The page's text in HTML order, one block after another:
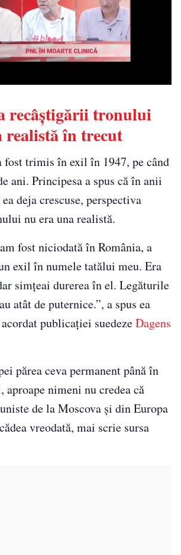
recâștigării tronului
realistă în trecut
fost trimis în exil în 1947, pe când
ani. Principesa a spus că în anii
ea deja crescuse, perspectiva
nu era una realistă.
fost niciodată în România, a
exil în numele tatălui meu. Era
simţeai durerea în el. Legăturile
atât de puternice.”, a spus ea
publicației suedezeDagens
părea ceva permanent până în
aproape nimeni nu credea că
de la Moscova și din Europa
vreodată, mai scrie sursa